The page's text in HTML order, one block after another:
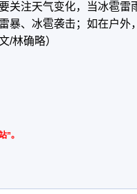
关注天气变化，当冰雹雷
暴、冰雹袭击；如在户外
/林确略）
”。